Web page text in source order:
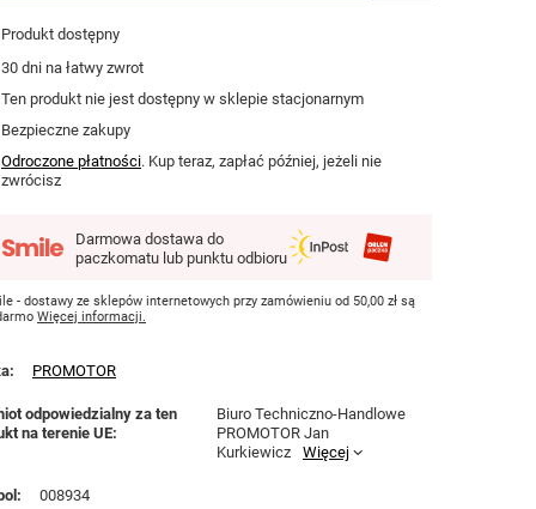
Produkt dostępny
30 dni na łatwy zwrot
Ten produkt nie jest dostępny w sklepie stacjonarnym
Bezpieczne zakupy
Odroczone płatności. Kup teraz, zapłać później, jeżeli nie
zwrócisz
Darmowa dostawa do
paczkomatu lub punktu odbioru
- dostawy ze sklepów internetowych przy zamówieniu od 50,00 zł są
Więcej informacji.
PROMOTOR
odpowiedzialny za ten
na terenie UE
Biuro Techniczno-Handlowe
PROMOTOR Jan
Kurkiewicz
Więcej
008934